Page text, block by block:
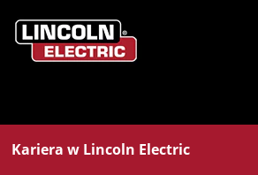
Kariera w Lincoln Electric